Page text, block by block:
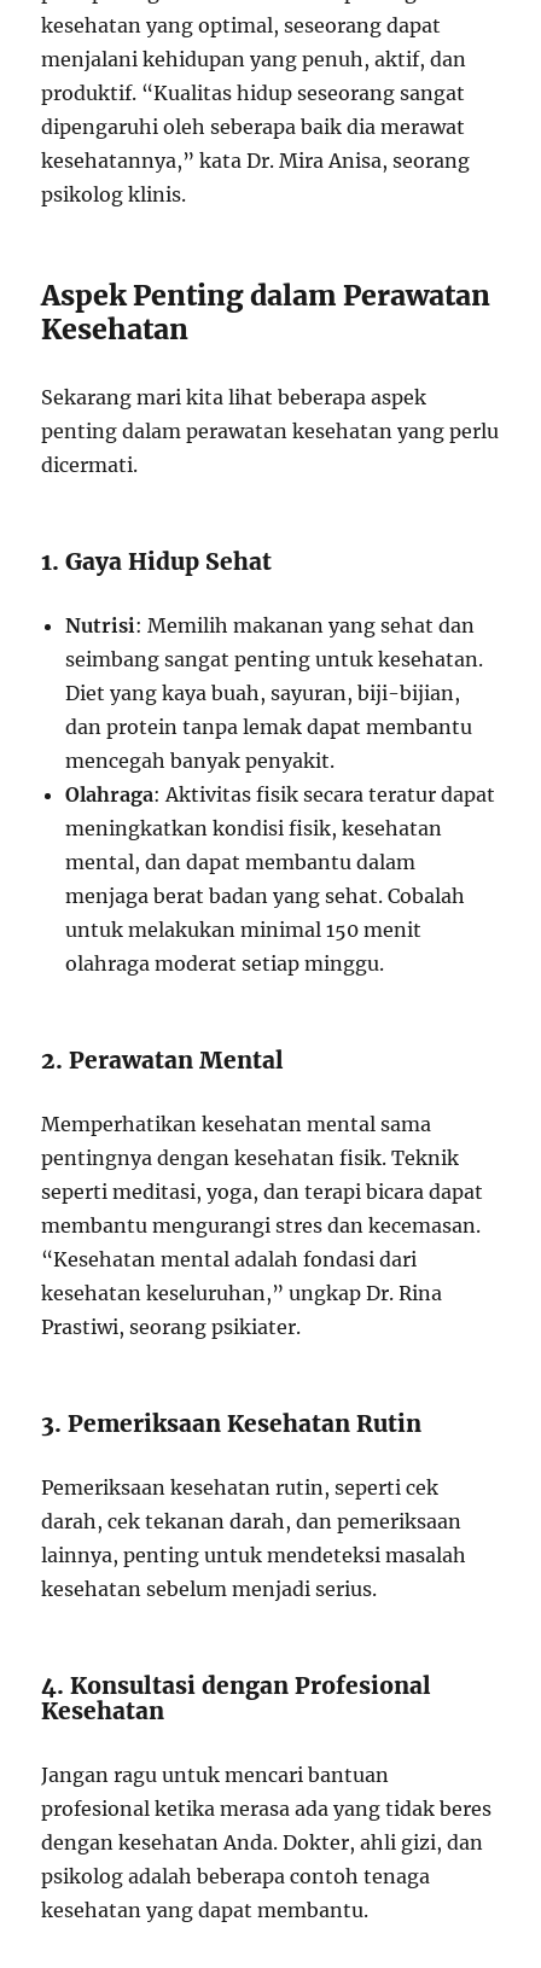
kesehatan yang optimal, seseorang dapat
menjalani kehidupan yang penuh, aktif, dan
produktif. “Kualitas hidup seseorang sangat
dipengaruhi oleh seberapa baik dia merawat
kesehatannya,” kata Dr. Mira Anisa, seorang
psikolog klinis.
Aspek Penting dalam Perawatan
Kesehatan
Sekarang mari kita lihat beberapa aspek
penting dalam perawatan kesehatan yang perlu
dicermati.
1. Gaya Hidup Sehat
Nutrisi: Memilih makanan yang sehat dan
seimbang sangat penting untuk kesehatan.
Diet yang kaya buah, sayuran, biji-bijian,
dan protein tanpa lemak dapat membantu
mencegah banyak penyakit.
Olahraga: Aktivitas fisik secara teratur dapat
meningkatkan kondisi fisik, kesehatan
mental, dan dapat membantu dalam
menjaga berat badan yang sehat. Cobalah
untuk melakukan minimal 150 menit
olahraga moderat setiap minggu.
2. Perawatan Mental
Memperhatikan kesehatan mental sama
pentingnya dengan kesehatan fisik. Teknik
seperti meditasi, yoga, dan terapi bicara dapat
membantu mengurangi stres dan kecemasan.
“Kesehatan mental adalah fondasi dari
kesehatan keseluruhan,” ungkap Dr. Rina
Prastiwi, seorang psikiater.
3. Pemeriksaan Kesehatan Rutin
Pemeriksaan kesehatan rutin, seperti cek
darah, cek tekanan darah, dan pemeriksaan
lainnya, penting untuk mendeteksi masalah
kesehatan sebelum menjadi serius.
4. Konsultasi dengan Profesional
Kesehatan
Jangan ragu untuk mencari bantuan
profesional ketika merasa ada yang tidak beres
dengan kesehatan Anda. Dokter, ahli gizi, dan
psikolog adalah beberapa contoh tenaga
kesehatan yang dapat membantu.